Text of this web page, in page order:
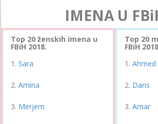
IMENA U
Top 20 ženskih imena u
FBiH 2018.
Sara
Amina
Merjem
Top 20
FBiH
Ahmed
Daris
Amar